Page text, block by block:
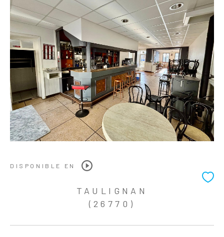
DISPONIBLE EN
TAULIGNAN
(26770)